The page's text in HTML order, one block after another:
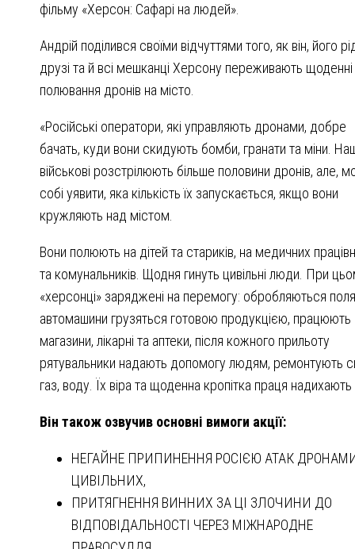
фільму «Херсон: Сафарі на людей».
Андрій поділився своїми відчуттями того, як він, його
друзі та й всі мешканці Херсону переживають щоденні
полювання дронів на місто.
«Російські оператори, які управляють дронами, добре
бачать, куди вони скидують бомби, гранати та міни.
військові розстрілюють більше половини дронів, але,
собі уявити, яка кількість їх запускається, якщо вони
кружляють над містом.
Вони полюють на дітей та стариків, на медичних
та комунальників. Щодня гинуть цивільні люди. При
«херсонці» заряджені на перемогу: обробляються
автомашини грузяться готовою продукцією, працюють
магазини, лікарні та аптеки, після кожного прильоту
рятувальники надають допомогу людям, ремонтують
газ, воду. Їх віра та щоденна кропітка праця
Він також озвучив основні вимоги акції:
НЕГАЙНЕ ПРИПИНЕННЯ РОСІЄЮ АТАК
ЦИВІЛЬНИХ,
ПРИТЯГНЕННЯ ВИННИХ ЗА ЦІ ЗЛОЧИНИ ДО
ВІДПОВІДАЛЬНОСТІ ЧЕРЕЗ МІЖНАРОДНЕ